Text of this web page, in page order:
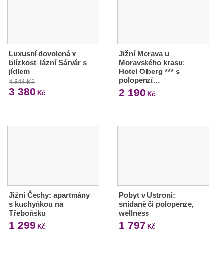
Luxusní dovolená v
blízkosti lázní Sárvár s
jídlem
4 644 Kč
3 380 Kč
Jižní Morava u
Moravského krasu:
Hotel Olberg *** s
polopenzí…
2 190 Kč
Jižní Čechy: apartmány
s kuchyňkou na
Třeboňsku
1 299 Kč
Pobyt v Ustroni:
snídaně či polopenze,
wellness
1 797 Kč